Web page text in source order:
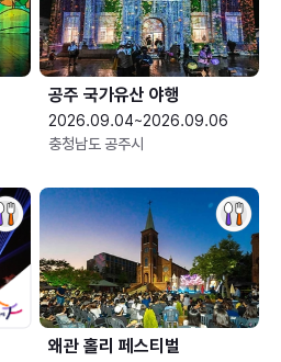
공주 국가유산 야행
2026.09.04~2026.09.06
충청남도 공주시
왜관 홀리 페스티벌